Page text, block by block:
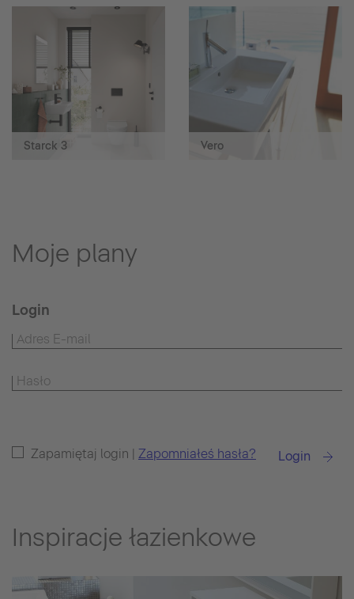
Starck 3 Vero
Moje plany
Login
Zapamiętaj login | Zapomniałeś hasła? Login
Inspiracje łazienkowe